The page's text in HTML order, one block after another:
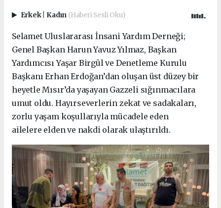
Erkek Kadın (Haberi Sesli Oku)
Selamet Uluslararası İnsani Yardım Derneği;
Genel Başkan Harun Yavuz Yılmaz, Başkan
Yardımcısı Yaşar Birgül ve Denetleme Kurulu
Başkanı Erhan Erdoğan’dan oluşan üst düzey bir
heyetle Mısır’da yaşayan Gazzeli sığınmacılara
umut oldu. Hayırseverlerin zekat ve sadakaları,
zorlu yaşam koşullarıyla mücadele eden
ailelere elden ve nakdi olarak ulaştırıldı.